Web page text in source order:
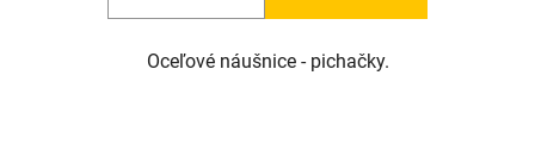
Oceľové náušnice - pichačky.